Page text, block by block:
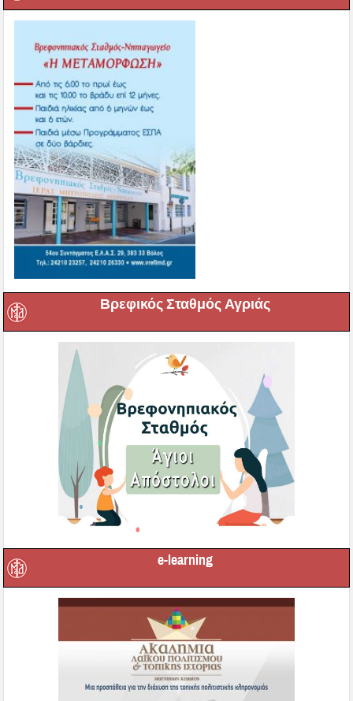
Βρεφικός Σταθμός Αγριάς
e-learning